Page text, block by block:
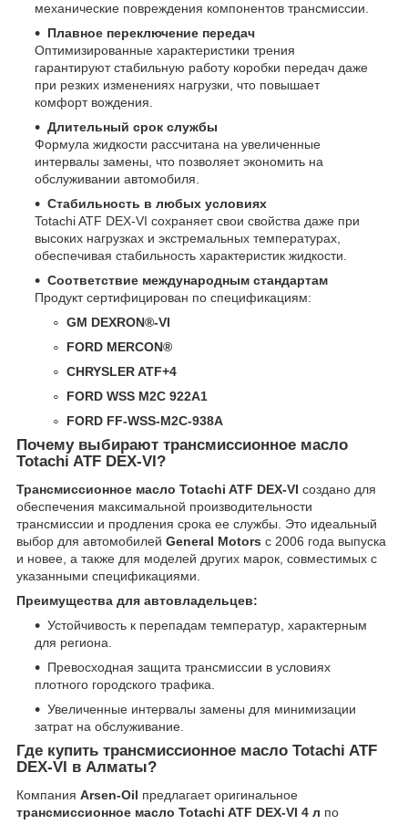
механические повреждения компонентов трансмиссии.
Плавное переключение передач
Оптимизированные характеристики трения
гарантируют стабильную работу коробки передач даже
при резких изменениях нагрузки, что повышает
комфорт вождения.
Длительный срок службы
Формула жидкости рассчитана на увеличенные
интервалы замены, что позволяет экономить на
обслуживании автомобиля.
Стабильность в любых условиях
Totachi ATF DEX-VI сохраняет свои свойства даже при
высоких нагрузках и экстремальных температурах,
обеспечивая стабильность характеристик жидкости.
Соответствие международным стандартам
Продукт сертифицирован по спецификациям:
GM DEXRON®-VI
FORD MERCON®
CHRYSLER ATF+4
FORD WSS M2C 922A1
FORD FF-WSS-M2C-938A
Почему выбирают трансмиссионное масло
Totachi ATF DEX-VI?
Трансмиссионное масло Totachi ATF DEX-VI создано для
обеспечения максимальной производительности
трансмиссии и продления срока ее службы. Это идеальный
выбор для автомобилей General Motors с 2006 года выпуска
и новее, а также для моделей других марок, совместимых с
указанными спецификациями.
Преимущества для автовладельцев:
Устойчивость к перепадам температур, характерным
для региона.
Превосходная защита трансмиссии в условиях
плотного городского трафика.
Увеличенные интервалы замены для минимизации
затрат на обслуживание.
Где купить трансмиссионное масло Totachi ATF
DEX-VI в Алматы?
Компания Arsen-Oil предлагает оригинальное
трансмиссионное масло Totachi ATF DEX-VI 4 л по